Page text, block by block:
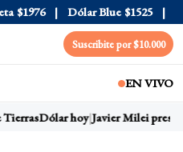
$1976 Dólar Blue $1525
Suscribite por $10.000
EN VIVO
Dólar hoy Javier Milei